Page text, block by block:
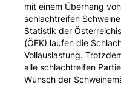
mit einem Überhang
schlachtreifen
Statistik der
(ÖFK) laufen die
Vollauslastung.
alle schlachtreifen
Wunsch der